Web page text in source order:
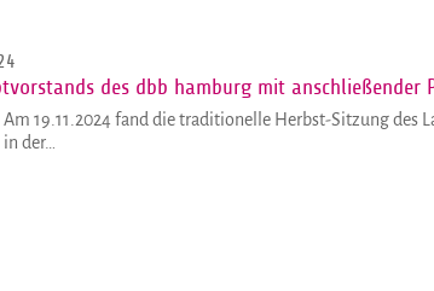
des dbb hamburg mit anschließender
Am 19.11.2024 fand die traditionelle Herbst-Sitzung des
in der…